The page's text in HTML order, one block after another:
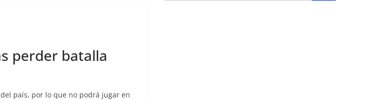
perder batalla
país, por lo que no podrá jugar en